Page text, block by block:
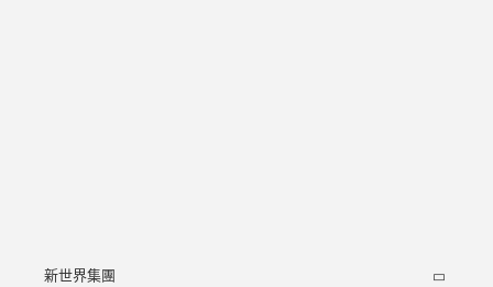
新世界集團